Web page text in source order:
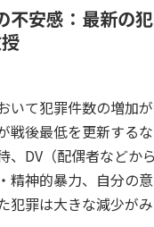
不安感：最新の
いて犯罪件数の増加
戦後最低を更新する
、DV（配偶者など
精神的暴力、自分の
犯罪は大きな減少がみ